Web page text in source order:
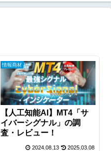
情報商材
【人工知能AI】MT4「サ
イバーシグナル」の調
査・レビュー！
2024.08.13 2025.03.08